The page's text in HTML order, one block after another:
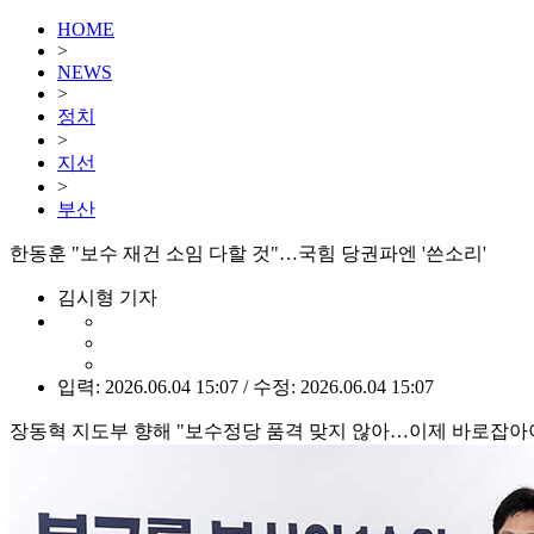
HOME
>
NEWS
>
정치
>
지선
>
부산
한동훈 "보수 재건 소임 다할 것"…국힘 당권파엔 '쓴소리'
김시형 기자
입력: 2026.06.04 15:07 / 수정: 2026.06.04 15:07
장동혁 지도부 향해 "보수정당 품격 맞지 않아…이제 바로잡아